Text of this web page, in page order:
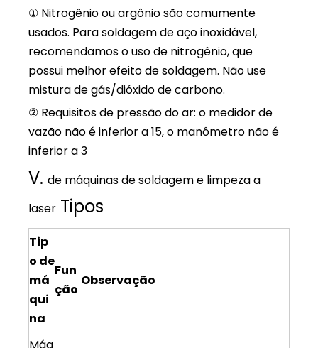
① Nitrogênio ou argônio são comumente
usados. Para soldagem de aço inoxidável,
recomendamos o uso de nitrogênio, que
possui melhor efeito de soldagem. Não use
mistura de gás/dióxido de carbono.
② Requisitos de pressão do ar: o medidor de
vazão não é inferior a 15, o manômetro não é
inferior a 3
V. de máquinas de soldagem e limpeza a
laser Tipos
Tip
o de
má
qui
na
Fun
ção
Observação
Máq